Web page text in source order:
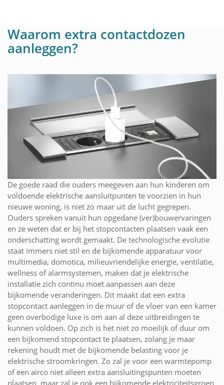
Waarom extra contactdozen
aanleggen?
De goede raad die ouders meegeven aan hun kinderen om
voldoende elektrische aansluitpunten te voorzien in hun
nieuwe woning, is niet zo maar uit de lucht gegrepen.
Ouders spreken vanuit hun opgedane (ver)bouwervaringen
en ze weten dat er bij het stopcontacten plaatsen vaak een
onderschatting wordt gemaakt. De technologische evolutie
staat immers niet stil en de bijkomende apparatuur voor
multimedia, domotica, milieuvriendelijke energie, ventilatie,
wellness of alarmsystemen, maken dat je elektrische
installatie zich continu moet aanpassen aan deze
bijkomende veranderingen. Dit maakt dat een extra
stopcontact aanleggen in de muur of de vloer van een kamer
geen overbodige luxe is om aan al deze uitbreidingen te
kunnen voldoen. Op zich is het niet zo moeilijk of duur om
een bijkomend stopcontact te plaatsen, zolang je maar
rekening houdt met de bijkomende belasting voor je
elektrische stroomkringen. Zo zal je voor een warmtepomp
of een airco niet alleen extra aansluitingspunten moeten
plaatsen, maar zal je ook een bijkomende elektriciteitsgroep